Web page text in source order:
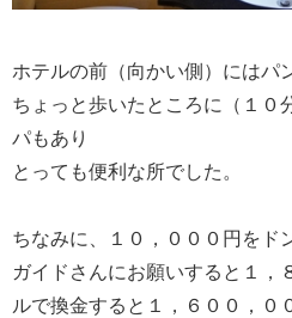
ホテルの前（向かい側）にはパ
ちょっと歩いたところに（１０
パもあり
とっても便利な所でした。
ちなみに、１０，０００円をド
ガイドさんにお願いすると１，
ルで換金すると１，６００，０